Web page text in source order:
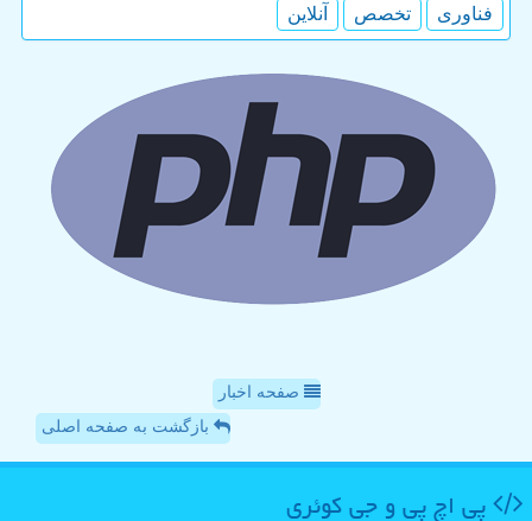
فناوری
تخصص آنلاین
صفحه اخبار
بازگشت به صفحه اصلی
پی اچ پی و جی كوئری